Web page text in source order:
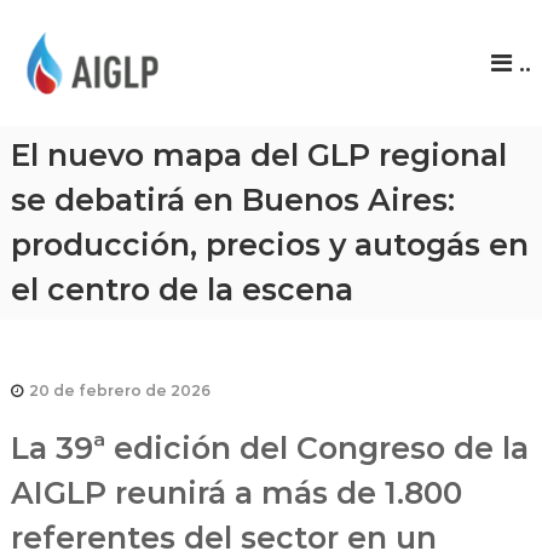
P
..
El nuevo mapa del GLP regional
se debatirá en Buenos Aires:
producción, precios y autogás en
el centro de la escena
20 de febrero de 2026
La 39ª edición del Congreso de la
AIGLP reunirá a más de 1.800
referentes del sector en un